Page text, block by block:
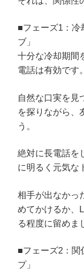
■フェーズ1：冷
ブ」
十分な冷却期間
電話は有効です。
自然な口実を見
を探りながら、
う。
絶対に長電話を
に明るく元気な
相手が出なかっ
めてかけるか、
る程度に留めま
■フェーズ2：関
プ」